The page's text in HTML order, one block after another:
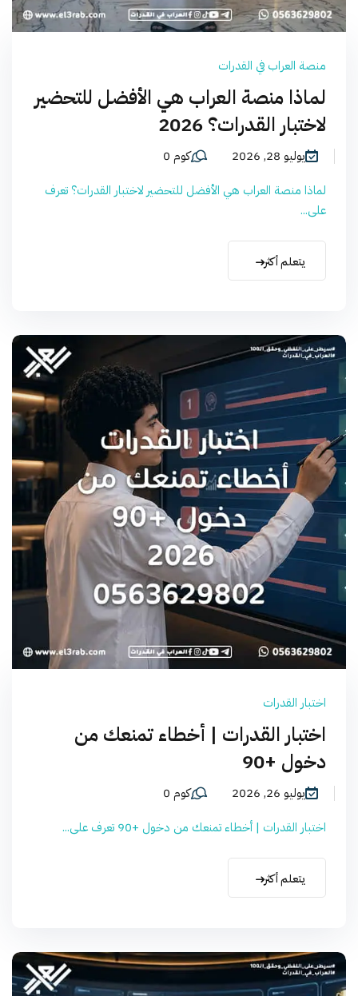
منصة العراب في القدرات
لماذا منصة العراب هي الأفضل للتحضير
لاختبار القدرات؟ 2026
يوليو 28, 2026
كوم 0
لماذا منصة العراب هي الأفضل للتحضير لاختبار القدرات؟ تعرف
على...
يتعلم أكثر
اختبار القدرات
اختبار القدرات | أخطاء تمنعك من
دخول +90
يوليو 26, 2026
كوم 0
اختبار القدرات | أخطاء تمنعك من دخول +90 تعرف على...
يتعلم أكثر